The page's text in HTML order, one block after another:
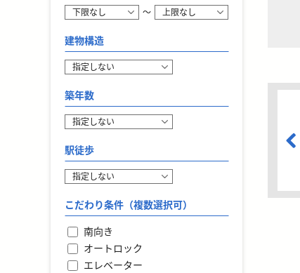
〜
建物構造
築年数
駅徒歩
こだわり条件（複数選択可）
南向き
オートロック
エレベーター